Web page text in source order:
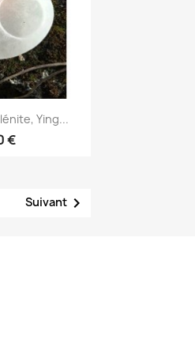
rapideYing...
€
Suivant